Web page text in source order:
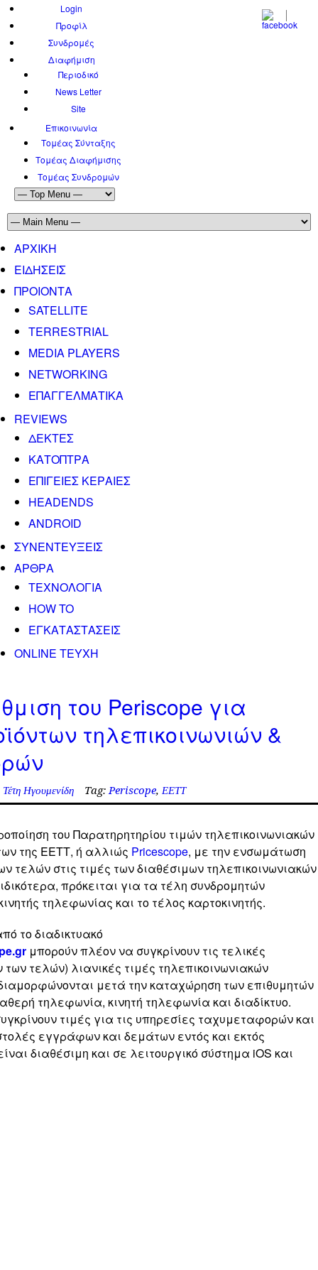
Login
Προφίλ
Συνδρομές
Διαφήμιση
Περιοδικό
News Letter
Site
Επικοινωνία
Τομέας Σύνταξης
Τομέας Διαφήμισης
Τομέας Συνδρομών
ΑΡΧΙΚΗ
ΕΙΔΗΣΕΙΣ
ΠΡΟΙΟΝΤΑ
SATELLITE
TERRESTRIAL
MEDIA PLAYERS
NETWORKING
ΕΠΑΓΓΕΛΜΑΤΙΚΑ
REVIEWS
ΔΕΚΤΕΣ
ΚΑΤΟΠΤΡΑ
ΕΠΙΓΕΙΕΣ ΚΕΡΑΙΕΣ
HEADENDS
ANDROID
ΣΥΝΕΝΤΕΥΞΕΙΣ
ΑΡΘΡΑ
ΤΕΧΝΟΛΟΓΙΑ
HOW TO
ΕΓΚΑΤΑΣΤΑΣΕΙΣ
ONLINE TEYXH
του Periscope για
τηλεπικοινωνιών &
Τέτη Ηγουμενίδη Tag:Periscope, ΕΕΤΤ
του Παρατηρητηρίου τιμών τηλεπικοινωνιακών
της ΕΕΤΤ, ή αλλιώς Pricescope, με την ενσωμάτωση
τελών στις τιμές των διαθέσιμων τηλεπικοινωνιακών
πρόκειται για τα τέλη συνδρομητών
τηλεφωνίας και το τέλος καρτοκινητής.
το διαδικτυακό
μπορούν πλέον να συγκρίνουν τις τελικές
τελών) λιανικές τιμές τηλεπικοινωνιακών
μετά την καταχώρηση των επιθυμητών
τηλεφωνία, κινητή τηλεφωνία και διαδίκτυο.
τιμές για τις υπηρεσίες ταχυμεταφορών και
εγγράφων και δεμάτων εντός και εκτός
διαθέσιμη και σε λειτουργικό σύστημα iOS και